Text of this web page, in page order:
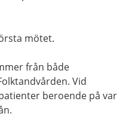
mötet.
från både
Vid
beroende på var